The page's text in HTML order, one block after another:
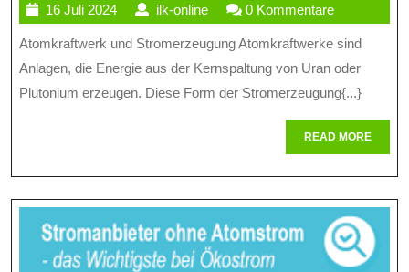
Von
In
Der
Und
16 Juli 202416
Juli
2024
ilk-onlineilk-
online
0 Kommentare
Atomkraftwerk und Stromerzeugung Atomkraftwerke sind
Anlagen, die Energie aus der Kernspaltung von Uran oder
Plutonium erzeugen. Diese Form der Stromerzeugung{...}
READ MOREREAD
MORE